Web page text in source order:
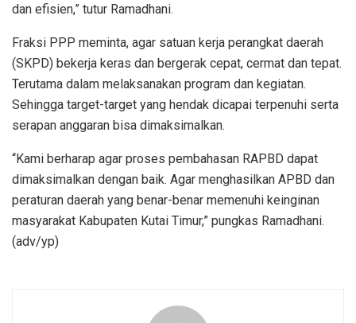
dan efisien,” tutur Ramadhani.
Fraksi PPP meminta, agar satuan kerja perangkat daerah
(SKPD) bekerja keras dan bergerak cepat, cermat dan tepat.
Terutama dalam melaksanakan program dan kegiatan.
Sehingga target-target yang hendak dicapai terpenuhi serta
serapan anggaran bisa dimaksimalkan.
“Kami berharap agar proses pembahasan RAPBD dapat
dimaksimalkan dengan baik. Agar menghasilkan APBD dan
peraturan daerah yang benar-benar memenuhi keinginan
masyarakat Kabupaten Kutai Timur,” pungkas Ramadhani.
(adv/yp)